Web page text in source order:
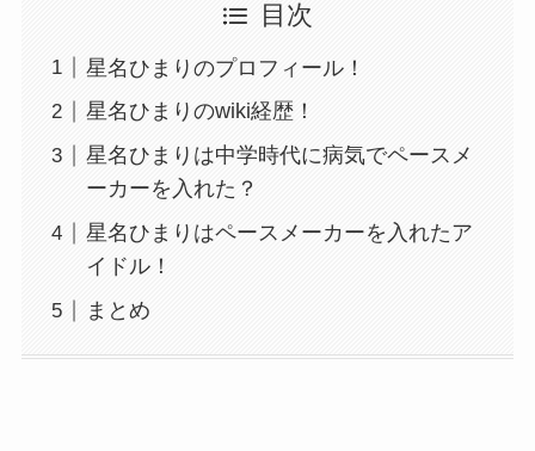
目次
星名ひまりのプロフィール！
星名ひまりのwiki経歴！
星名ひまりは中学時代に病気でペースメ
ーカーを入れた？
星名ひまりはペースメーカーを入れたア
イドル！
まとめ